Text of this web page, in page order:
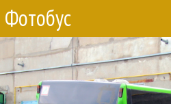
Фотобус